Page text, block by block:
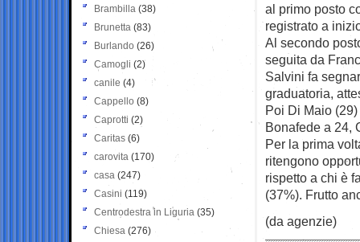
al primo posto
registrato a
Al secondo
seguita da
Salvini fa
graduatoria,
Poi Di Maio
Bonafede a 24,
Per la prima
ritengono
rispetto a chi è
(37%). Frutto
(da agenzie)
Brambilla (38)
Brunetta (83)
Burlando (26)
Camogli (2)
canile (4)
Cappello (8)
Caprotti (2)
Caritas (6)
carovita (170)
casa (247)
Casini (119)
Centrodestra in Liguria (35)
Chiesa (276)